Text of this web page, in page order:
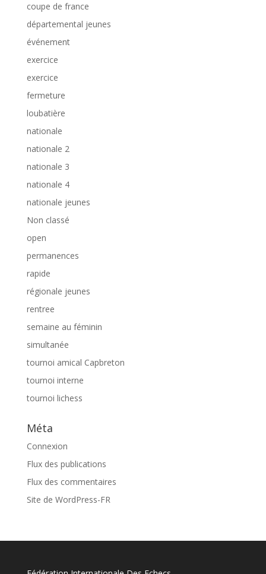
coupe de france
départemental jeunes
événement
exercice
exercice
fermeture
loubatière
nationale
nationale 2
nationale 3
nationale 4
nationale jeunes
Non classé
open
permanences
rapide
régionale jeunes
rentree
semaine au féminin
simultanée
tournoi amical Capbreton
tournoi interne
tournoi lichess
Méta
Connexion
Flux des publications
Flux des commentaires
Site de WordPress-FR